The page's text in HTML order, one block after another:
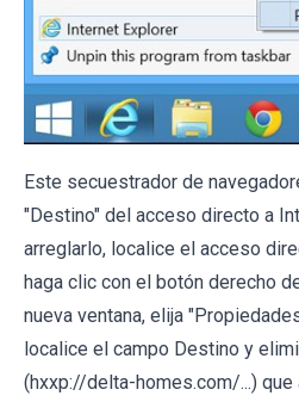
Este secuestrador de
"Destino" del acceso directo a
arreglarlo, localice el acceso
haga clic con el botón derecho
nueva ventana, elija
localice el campo Destino y
(hxxp://delta-homes.com/...)